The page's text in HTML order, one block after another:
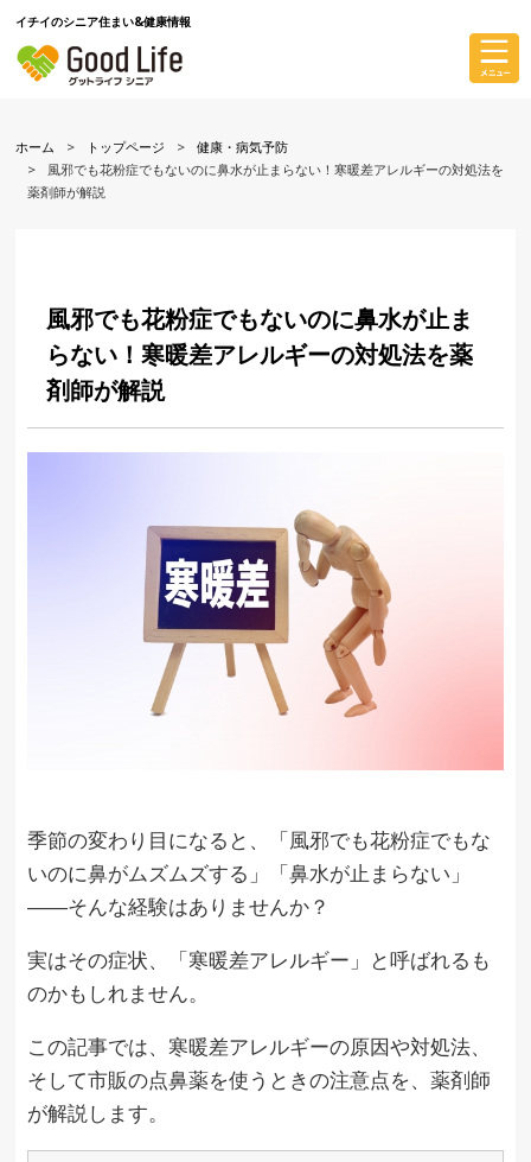
イチイのシニア住まい&健康情報
ホーム トップページ
健康・病気予防
風邪でも花粉症でもないのに鼻水が止まらない！寒暖差アレルギーの対処法を
薬剤師が解説
風邪でも花粉症でもないのに鼻水が止ま
らない！寒暖差アレルギーの対処法を薬
剤師が解説
季節の変わり目になると、「風邪でも花粉症でもな
いのに鼻がムズムズする」「鼻水が止まらない」
――そんな経験はありませんか？
実はその症状、「寒暖差アレルギー」と呼ばれるも
のかもしれません。
この記事では、寒暖差アレルギーの原因や対処法、
そして市販の点鼻薬を使うときの注意点を、薬剤師
が解説します。